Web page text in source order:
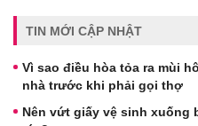
TIN MỚI CẬP NHẬT
Vì sao điều hòa tỏa ra mùi
nhà trước khi phải gọi thợ
Nên vứt giấy vệ sinh xuống